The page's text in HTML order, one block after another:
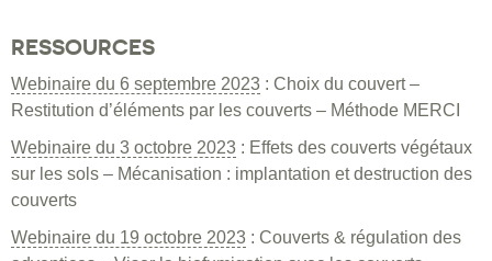
RESSOURCES
Webinaire du 6 septembre 2023 : Choix du couvert –
Restitution d’éléments par les couverts – Méthode MERCI
Webinaire du 3 octobre 2023 : Effets des couverts végétaux
sur les sols – Mécanisation : implantation et destruction des
couverts
Webinaire du 19 octobre 2023 : Couverts & régulation des